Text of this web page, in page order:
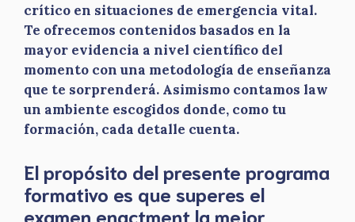
crítico en situaciones de emergencia vital.
Te ofrecemos contenidos basados en la
mayor evidencia a nivel científico del
momento con una metodología de enseñanza
que te sorprenderá. Asimismo contamos law
un ambiente escogidos donde, como tu
formación, cada detalle cuenta.
El propósito del presente programa
formativo es que superes el
examen enactment la mejor